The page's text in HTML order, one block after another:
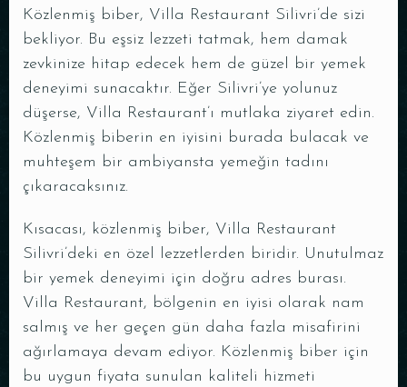
Közlenmiş biber, Villa Restaurant Silivri’de sizi
bekliyor. Bu eşsiz lezzeti tatmak, hem damak
zevkinize hitap edecek hem de güzel bir yemek
deneyimi sunacaktır. Eğer Silivri’ye yolunuz
düşerse, Villa Restaurant’ı mutlaka ziyaret edin.
Közlenmiş biberin en iyisini burada bulacak ve
muhteşem bir ambiyansta yemeğin tadını
çıkaracaksınız.
Kısacası, közlenmiş biber, Villa Restaurant
Silivri’deki en özel lezzetlerden biridir. Unutulmaz
bir yemek deneyimi için doğru adres burası.
Villa Restaurant, bölgenin en iyisi olarak nam
salmış ve her geçen gün daha fazla misafirini
ağırlamaya devam ediyor. Közlenmiş biber için
bu uygun fiyata sunulan kaliteli hizmeti